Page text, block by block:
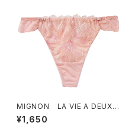
MIGNON LA VIE A DEUX
ミニョン ラヴィアドゥ ビビア
ーナ タンガ（ピーチ）Mサイ
¥1,650